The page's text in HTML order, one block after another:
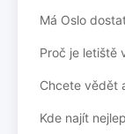
Má Oslo
Proč je letiště
Chcete vědět
Kde najít